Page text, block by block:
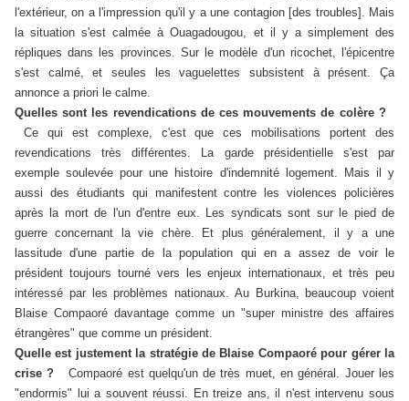
l'extérieur, on a l'impression qu'il y a une contagion [des troubles]. Mais
la situation s'est calmée à Ouagadougou, et il y a simplement des
répliques dans les provinces. Sur le modèle d'un ricochet, l'épicentre
s'est calmé, et seules les vaguelettes subsistent à présent. Ça
annonce a priori le calme.
Quelles sont les revendications de ces mouvements de colère ?
Ce qui est complexe, c'est que ces mobilisations portent des
revendications très différentes. La garde présidentielle s'est par
exemple soulevée pour une histoire d'indemnité logement. Mais il y
aussi des étudiants qui manifestent contre les violences policières
après la mort de l'un d'entre eux. Les syndicats sont sur le pied de
guerre concernant la vie chère. Et plus généralement, il y a une
lassitude d'une partie de la population qui en a assez de voir le
président toujours tourné vers les enjeux internationaux, et très peu
intéressé par les problèmes nationaux. Au Burkina, beaucoup voient
Blaise Compaoré davantage comme un "super ministre des affaires
étrangères" que comme un président.
Quelle est justement la stratégie de Blaise Compaoré pour gérer la
crise ?Compaoré est quelqu'un de très muet, en général. Jouer les
"endormis" lui a souvent réussi. En treize ans, il n'est intervenu sous